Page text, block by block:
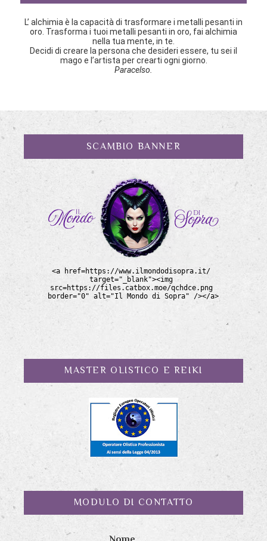
L’ alchimia è la capacità di trasformare i metalli pesanti in
oro. Trasforma i tuoi metalli pesanti in oro, fai alchimia
nella tua mente, in te.
Decidi di creare la persona che desideri essere, tu sei il
mago e l’artista per crearti ogni giorno.
Paracelso.
SCAMBIO BANNER
MASTER OLISTICO E REIKI
MODULO DI CONTATTO